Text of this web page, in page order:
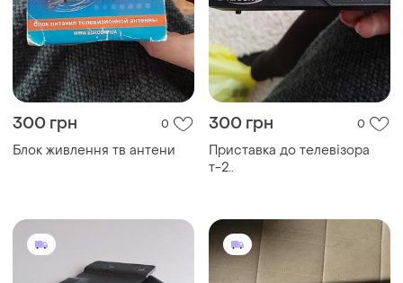
300 грн 0
Блок живлення тв антени
300 грн 0
Приставка до телевізора
т-2..